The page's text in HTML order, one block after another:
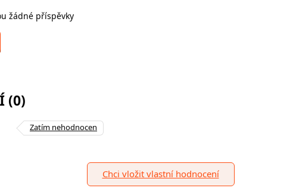
žádné příspěvky
(0)
Zatím nehodnocen
Chci vložit vlastní hodnocení